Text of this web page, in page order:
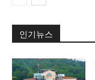
인기뉴스